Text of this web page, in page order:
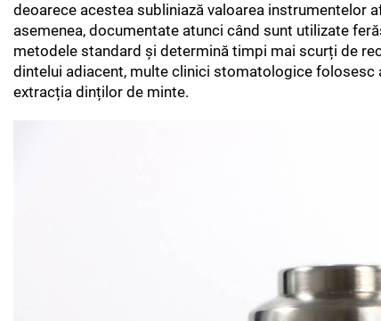
deoarece acestea subliniază valoarea
asemenea, documentate atunci când sunt utilizate
metodele standard și determină timpi mai scurți de
dintelui adiacent, multe clinici stomatologice
extracția dinților de minte.